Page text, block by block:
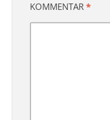
KOMMENTAR *